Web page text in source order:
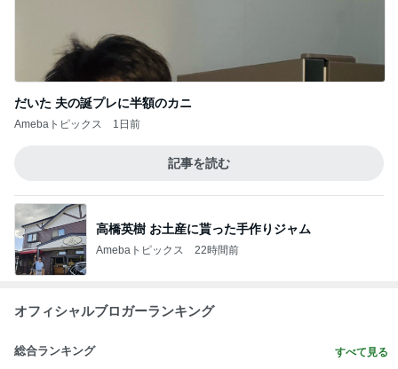
だいた 夫の誕プレに半額のカニ
Amebaトピックス 1日前
記事を読む
高橋英樹 お土産に貰った手作りジャム
Amebaトピックス 22時間前
オフィシャルブロガーランキング
総合ランキング すべて見る